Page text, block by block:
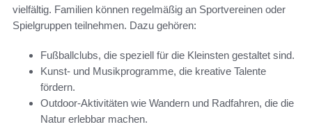
vielfältig. Familien können regelmäßig an Sportvereinen oder
Spielgruppen teilnehmen. Dazu gehören:
Fußballclubs, die speziell für die Kleinsten gestaltet sind.
Kunst- und Musikprogramme, die kreative Talente
fördern.
Outdoor-Aktivitäten wie Wandern und Radfahren, die die
Natur erlebbar machen.